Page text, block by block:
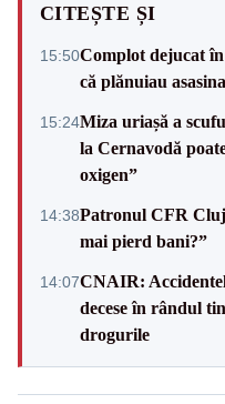
CITEȘTE ȘI
15:50Complot dejucat
că plănuiau
15:24Miza uriașă a
la Cernavodă
oxigen”
14:38Patronul CFR
mai pierd bani?”
14:07CNAIR:
decese în rândul
drogurile